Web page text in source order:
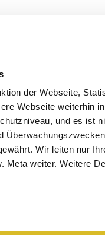
der Webseite,
Webseite weiterhin
und es ist
Wir leiten nur
Meta weiter. Weitere